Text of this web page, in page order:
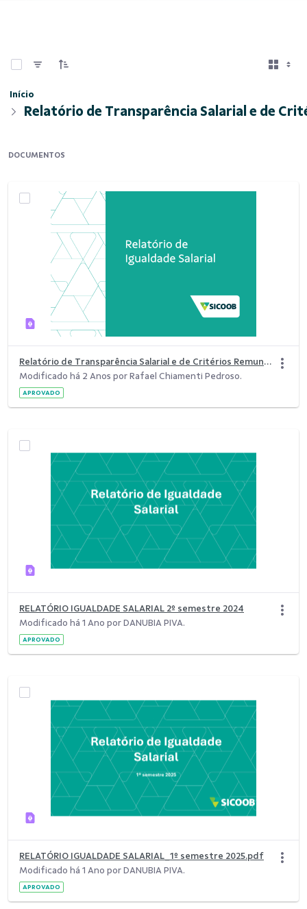
Início
Relatório de Transparência Salarial e de
DOCUMENTOS
Relatório de Transparência Salarial e de Critérios Remuneratórios - 1º Semestre.pdf
Modificado há 2 Anos por Rafael Chiamenti Pedroso.
APROVADO
RELATÓRIO IGUALDADE SALARIAL 2º semestre 2024
Modificado há 1 Ano por DANUBIA PIVA.
APROVADO
RELATÓRIO IGUALDADE SALARIAL_1º semestre 2025.pdf
Modificado há 1 Ano por DANUBIA PIVA.
APROVADO